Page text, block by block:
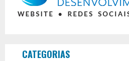
CATEGORIAS